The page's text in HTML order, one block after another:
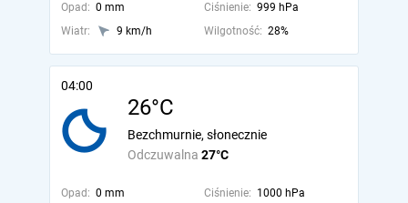
Opad: 0 mm Ciśnienie: 999 hPa
Wiatr:
9 km/h Wilgotność: 28%
04:00
26°C
Odczuwalna 27°C
Bezchmurnie, słonecznie
Opad: 0 mm Ciśnienie: 1000 hPa